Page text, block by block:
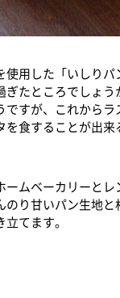
用した「いしりパ
たところでしょう
すが、これから
食することが出来
ムベーカリーと
り甘いパン生地と
てます。